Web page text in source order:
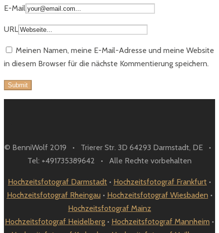
E-Mail
URL
Meinen Namen, meine E-Mail-Adresse und meine Website
in diesem Browser für die nächste Kommentierung speichern.
© BenniWolf 2019 • Trierer Str. 3D 64293 Darmstadt, DE •
Tel: +491735389642 • Alle Rechte vorbehalten
Hochzeitsfotograf Darmstadt • Hochzeitsfotograf Frankfurt •
Hochzeitsfotograf Rheingau • Hochzeitsfotograf Wiesbaden •
Hochzeitsfotograf Mainz
Hochzeitsfotograf Heidelberg • Hochzeitsfotograf Mannheim •